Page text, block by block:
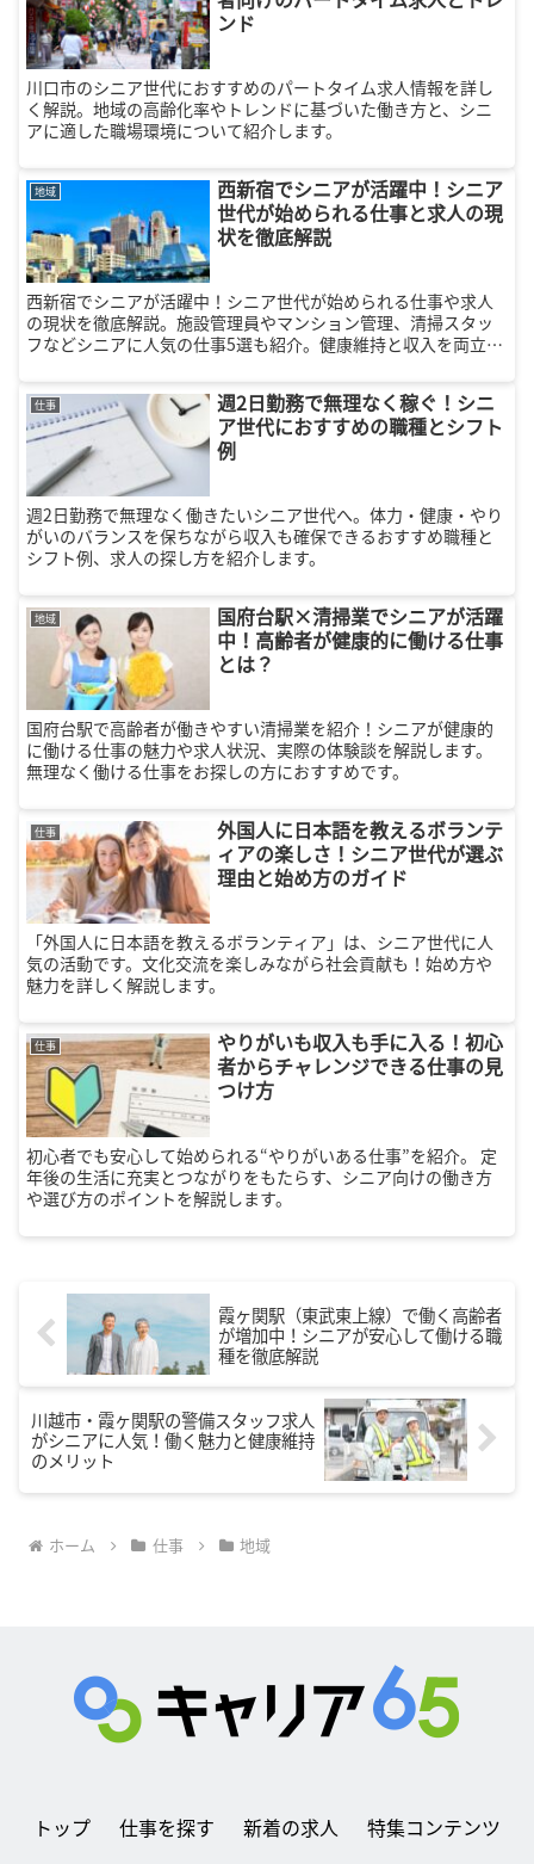
ンド
川口市のシニア世代におすすめのパートタイム求人情報を詳し
く解説。地域の高齢化率やトレンドに基づいた働き方と、シニ
アに適した職場環境について紹介します。
地域
西新宿でシニアが活躍中！シニア
世代が始められる仕事と求人の現
状を徹底解説
西新宿でシニアが活躍中！シニア世代が始められる仕事や求人
の現状を徹底解説。施設管理員やマンション管理、清掃スタッ
フなどシニアに人気の仕事5選も紹介。健康維持と収入を両立し
仕事
週2日勤務で無理なく稼ぐ！シニ
ア世代におすすめの職種とシフト
例
週2日勤務で無理なく働きたいシニア世代へ。体力・健康・やり
がいのバランスを保ちながら収入も確保できるおすすめ職種と
シフト例、求人の探し方を紹介します。
地域
国府台駅×清掃業でシニアが活躍
中！高齢者が健康的に働ける仕事
とは？
国府台駅で高齢者が働きやすい清掃業を紹介！シニアが健康的
に働ける仕事の魅力や求人状況、実際の体験談を解説します。
無理なく働ける仕事をお探しの方におすすめです。
仕事
外国人に日本語を教えるボランテ
ィアの楽しさ！シニア世代が選ぶ
理由と始め方のガイド
「外国人に日本語を教えるボランティア」は、シニア世代に人
気の活動です。文化交流を楽しみながら社会貢献も！始め方や
魅力を詳しく解説します。
仕事
やりがいも収入も手に入る！初心
者からチャレンジできる仕事の見
つけ方
初心者でも安心して始められる“やりがいある仕事”を紹介。 定
年後の生活に充実とつながりをもたらす、シニア向けの働き方
や選び方のポイントを解説します。
霞ヶ関駅（東武東上線）で働く高齢者
が増加中！シニアが安心して働ける職
種を徹底解説
川越市・霞ヶ関駅の警備スタッフ求人
がシニアに人気！働く魅力と健康維持
のメリット
ホーム 仕事 地域
トップ 仕事を探す 新着の求人
特集コンテンツ